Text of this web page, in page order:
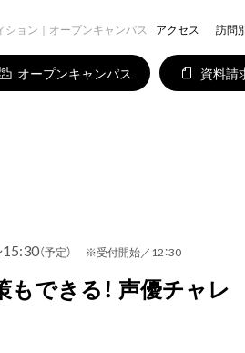
アクセス 訪問
オープンキャンパス 資料請
ション｜オープンキャンパス
（予定） ※受付開始／12：30
できる！ 声優チャレ